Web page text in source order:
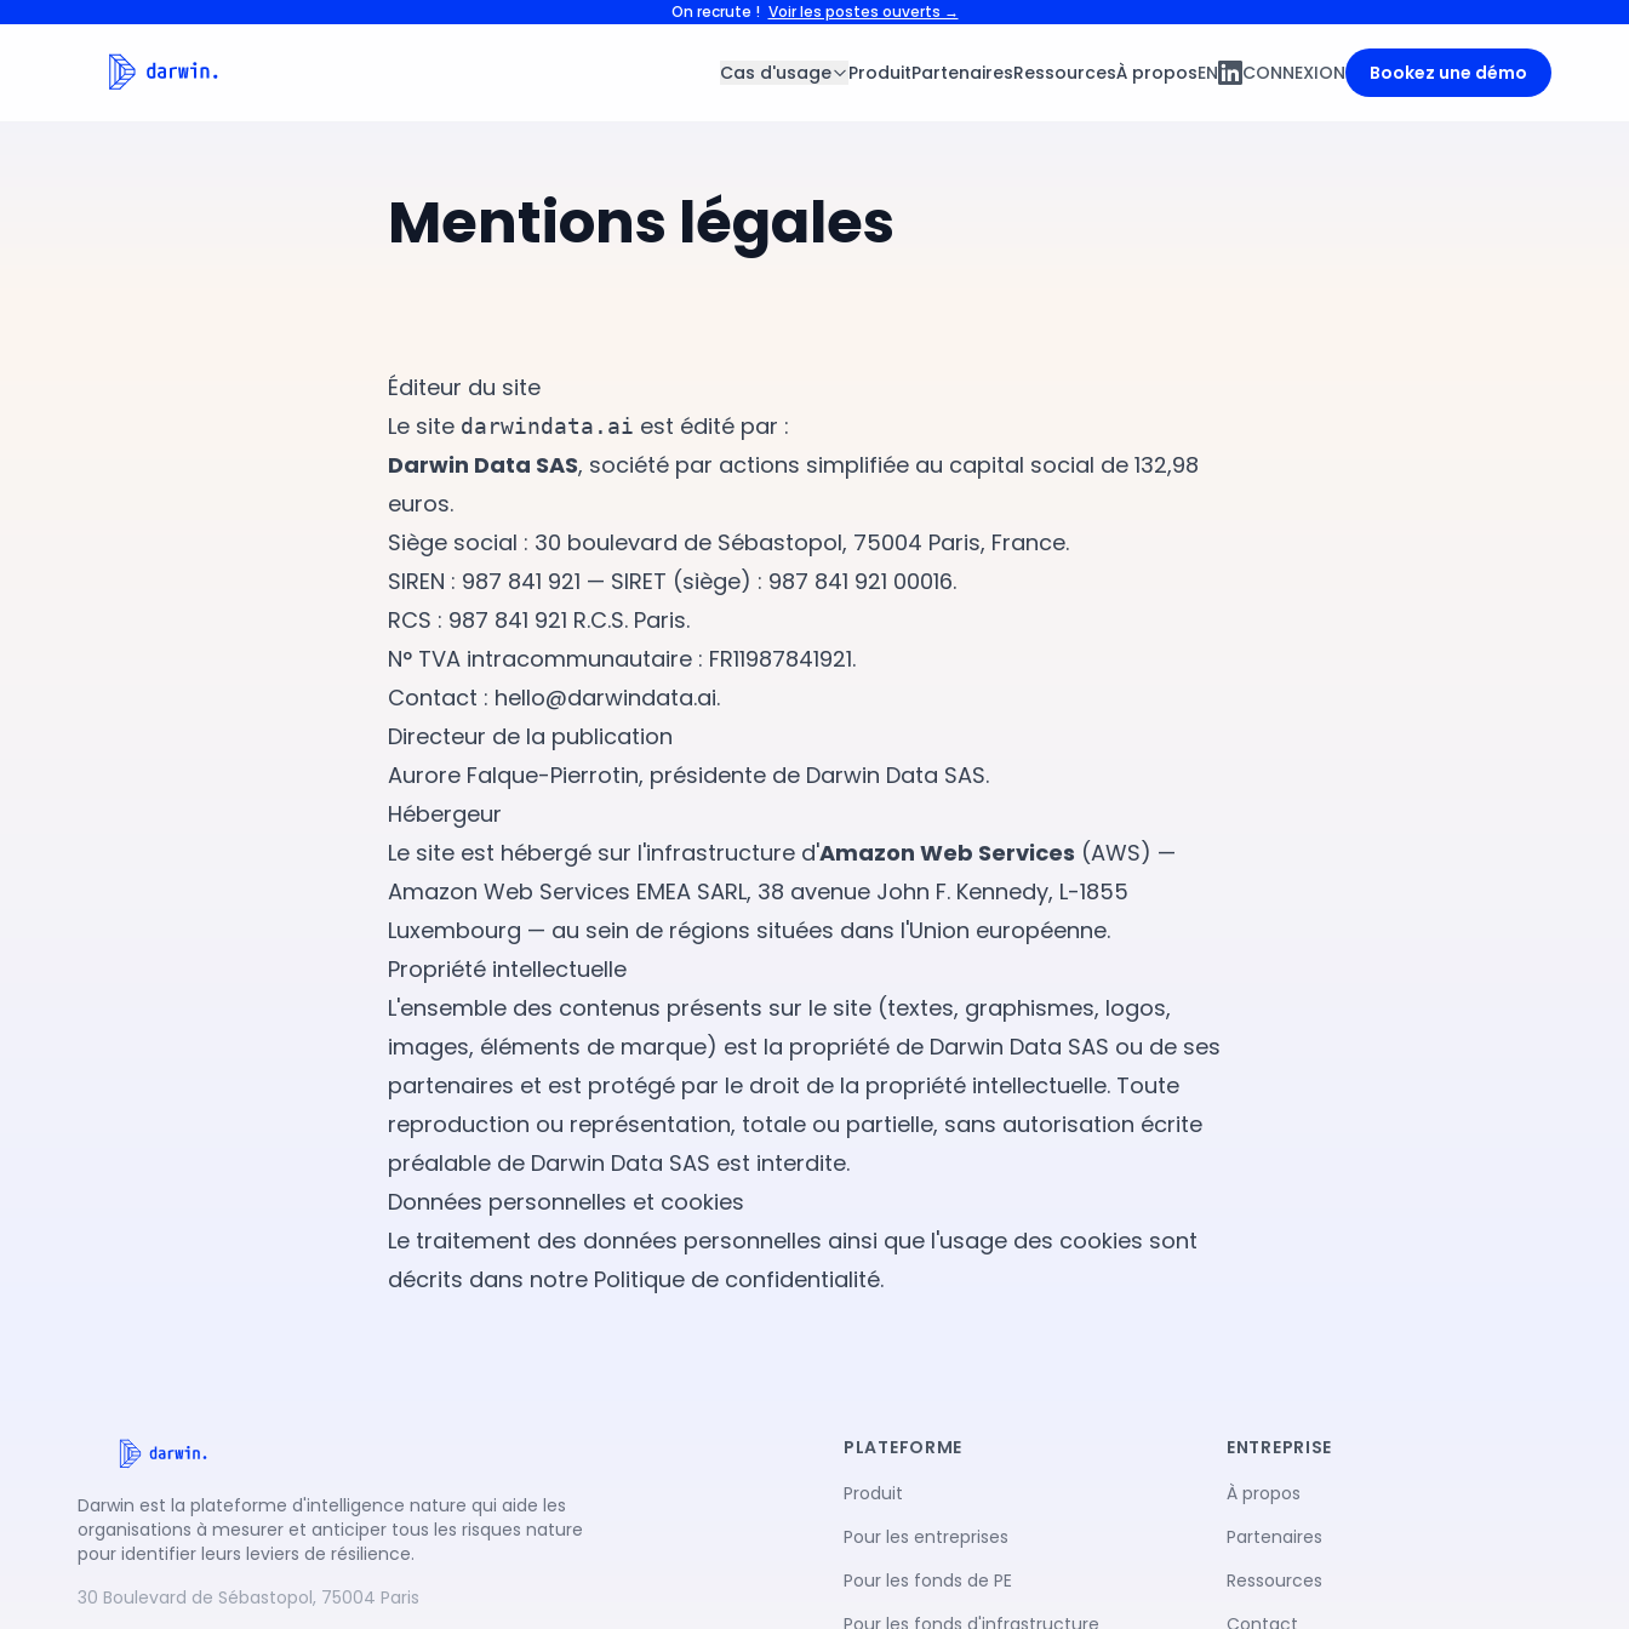
On recrute ! Voir les postes ouverts →
Cas d'usage ProduitPartenairesRessourcesÀ proposEN CONNEXION Bookez une démo
Mentions légales
Éditeur du site
Le site darwindata.ai est édité par :
Darwin Data SAS, société par actions simplifiée au capital social de 132,98
euros.
Siège social : 30 boulevard de Sébastopol, 75004 Paris, France.
SIREN : 987 841 921 — SIRET (siège) : 987 841 921 00016.
RCS : 987 841 921 R.C.S. Paris.
N° TVA intracommunautaire : FR11987841921.
Contact : hello@darwindata.ai.
Directeur de la publication
Aurore Falque-Pierrotin, présidente de Darwin Data SAS.
Hébergeur
Le site est hébergé sur l'infrastructure d'Amazon Web Services (AWS) —
Amazon Web Services EMEA SARL, 38 avenue John F. Kennedy, L-1855
Luxembourg — au sein de régions situées dans l'Union européenne.
Propriété intellectuelle
L'ensemble des contenus présents sur le site (textes, graphismes, logos,
images, éléments de marque) est la propriété de Darwin Data SAS ou de ses
partenaires et est protégé par le droit de la propriété intellectuelle. Toute
reproduction ou représentation, totale ou partielle, sans autorisation écrite
préalable de Darwin Data SAS est interdite.
Données personnelles et cookies
Le traitement des données personnelles ainsi que l'usage des cookies sont
décrits dans notre Politique de confidentialité.
Darwin est la plateforme d'intelligence nature qui aide les
organisations à mesurer et anticiper tous les risques nature
pour identifier leurs leviers de résilience.
30 Boulevard de Sébastopol, 75004 Paris
PLATEFORME
Produit
Pour les entreprises
Pour les fonds de PE
Pour les fonds d'infrastructure
ENTREPRISE
À propos
Partenaires
Ressources
Contact